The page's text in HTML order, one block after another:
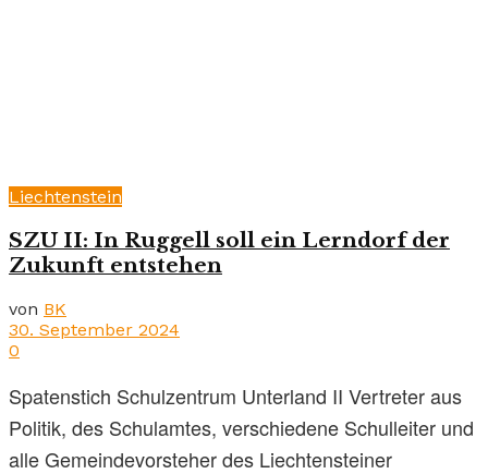
Liechtenstein
SZU II: In Ruggell soll ein Lerndorf der
Zukunft entstehen
von BK
30. September 2024
0
Spatenstich Schulzentrum Unterland II Vertreter aus
Politik, des Schulamtes, verschiedene Schulleiter und
alle Gemeindevorsteher des Liechtensteiner